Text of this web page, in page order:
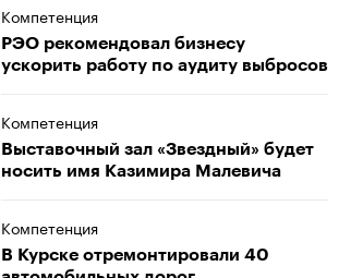
Компетенция
РЭО рекомендовал бизнесу
ускорить работу по аудиту выбросов
Компетенция
Выставочный зал «Звездный» будет
носить имя Казимира Малевича
Компетенция
В Курске отремонтировали 40